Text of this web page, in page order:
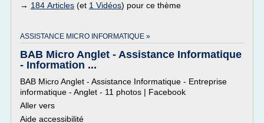
→ 184 Articles (et 1 Vidéos) pour ce thème
ASSISTANCE MICRO INFORMATIQUE »
BAB Micro Anglet - Assistance Informatique
- Information ...
BAB Micro Anglet - Assistance Informatique - Entreprise
informatique - Anglet - 11 photos | Facebook
Aller vers
Aide accessibilité